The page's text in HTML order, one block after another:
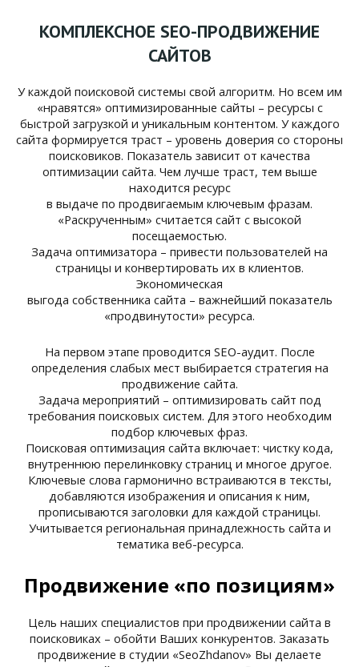
КОМПЛЕКСНОЕ SEO-ПРОДВИЖЕНИЕ
САЙТОВ
У каждой поисковой системы свой алгоритм. Но всем им
«нравятся» оптимизированные сайты – ресурсы с
быстрой загрузкой и уникальным контентом. У каждого
сайта формируется траст – уровень доверия со стороны
поисковиков. Показатель зависит от качества
оптимизации сайта. Чем лучше траст, тем выше
находится ресурс
в выдаче по продвигаемым ключевым фразам.
«Раскрученным» считается сайт с высокой
посещаемостью.
Задача оптимизатора – привести пользователей на
страницы и конвертировать их в клиентов.
Экономическая
выгода собственника сайта – важнейший показатель
«продвинутости» ресурса.
На первом этапе проводится SEO-аудит. После
определения слабых мест выбирается стратегия на
продвижение сайта.
Задача мероприятий – оптимизировать сайт под
требования поисковых систем. Для этого необходим
подбор ключевых фраз.
Поисковая оптимизация сайта включает: чистку кода,
внутреннюю перелинковку страниц и многое другое.
Ключевые слова гармонично встраиваются в тексты,
добавляются изображения и описания к ним,
прописываются заголовки для каждой страницы.
Учитывается региональная принадлежность сайта и
тематика веб-ресурса.
Продвижение «по позициям»
Цель наших специалистов при продвижении сайта в
поисковиках – обойти Ваших конкурентов. Заказать
продвижение в студии «SeoZhdanov» Вы делаете